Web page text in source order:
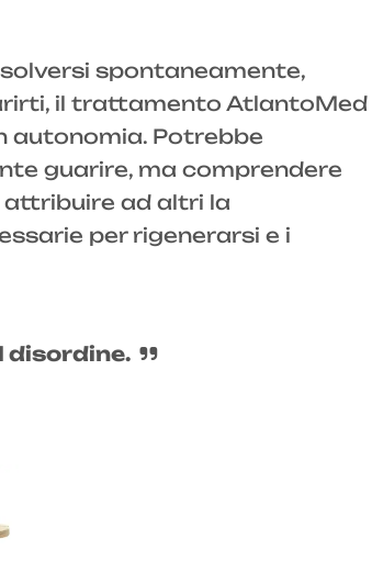
spontaneamente,
il trattamento AtlantoMed
autonomia. Potrebbe
guarire, ma comprendere
ad altri la
per rigenerarsi e i
disordine.